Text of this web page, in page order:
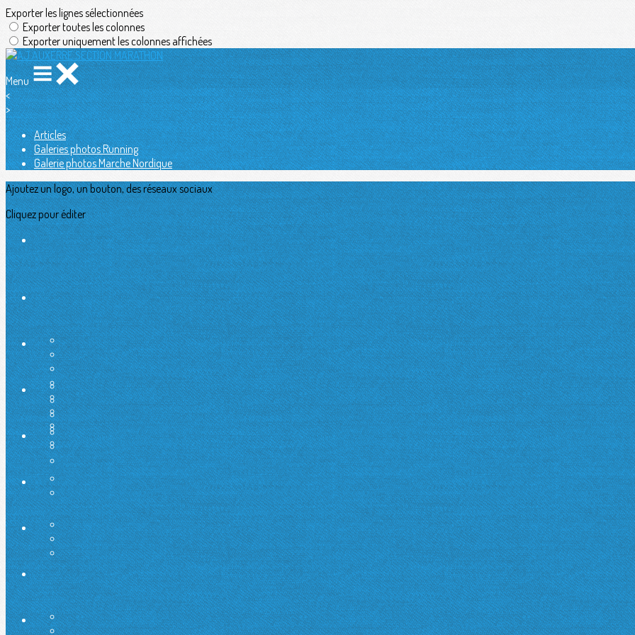
Exporter les lignes sélectionnées
Exporter toutes les colonnes
Exporter uniquement les colonnes affichées
Menu
<
>
Articles
Galeries photos Running
Galerie photos Marche Nordique
Ajoutez un logo, un bouton, des réseaux sociaux
Cliquez pour éditer